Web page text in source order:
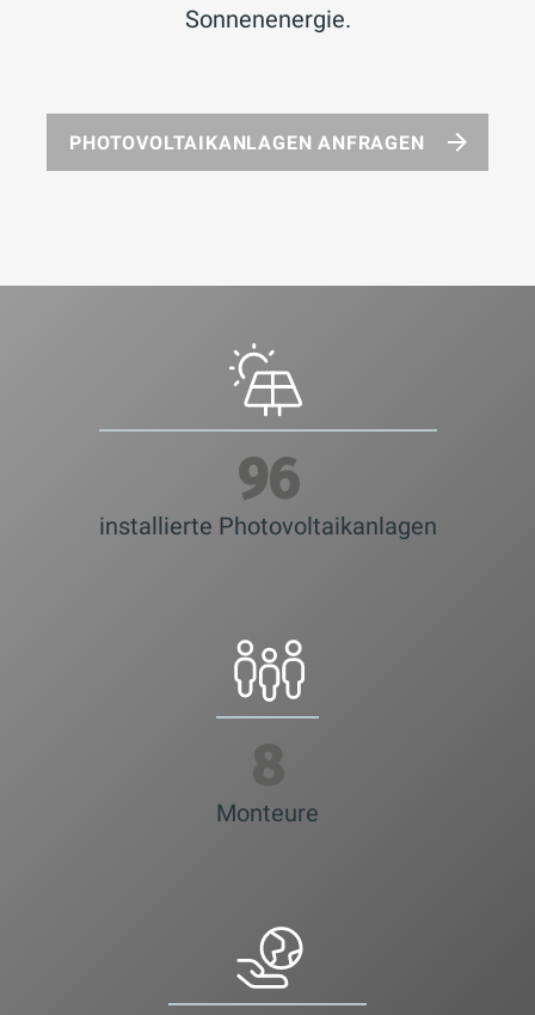
Sonnenenergie.
PHOTOVOLTAIKANLAGEN ANFRAGEN
100
installierte Photovoltaikanlagen
8
Monteure